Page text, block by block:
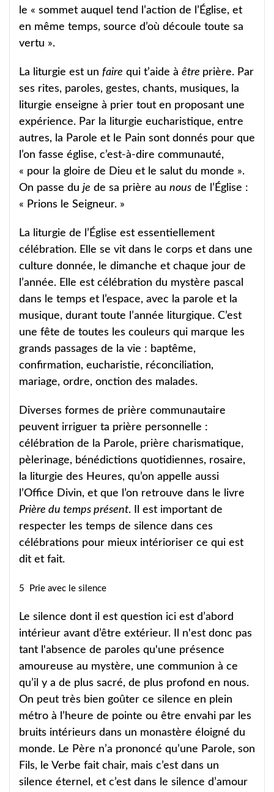
le « sommet auquel tend l’action de l’Église, et
en même temps, source d’où découle toute sa
vertu ».
La liturgie est un faire qui t’aide à être prière. Par
ses rites, paroles, gestes, chants, musiques, la
liturgie enseigne à prier tout en proposant une
expérience. Par la liturgie eucharistique, entre
autres, la Parole et le Pain sont donnés pour que
l’on fasse église, c’est-à-dire communauté,
« pour la gloire de Dieu et le salut du monde ».
On passe du je de sa prière au nous de l’Église :
« Prions le Seigneur. »
La liturgie de l’Église est essentiellement
célébration. Elle se vit dans le corps et dans une
culture donnée, le dimanche et chaque jour de
l’année. Elle est célébration du mystère pascal
dans le temps et l’espace, avec la parole et la
musique, durant toute l’année liturgique. C’est
une fête de toutes les couleurs qui marque les
grands passages de la vie : baptême,
confirmation, eucharistie, réconciliation,
mariage, ordre, onction des malades.
Diverses formes de prière communautaire
peuvent irriguer ta prière personnelle :
célébration de la Parole, prière charismatique,
pèlerinage, bénédictions quotidiennes, rosaire,
la liturgie des Heures, qu’on appelle aussi
l’Office Divin, et que l’on retrouve dans le livre
Prière du temps présent. Il est important de
respecter les temps de silence dans ces
célébrations pour mieux intérioriser ce qui est
dit et fait.
5 Prie avec le silence
Le silence dont il est question ici est d’abord
intérieur avant d’être extérieur. Il n'est donc pas
tant l'absence de paroles qu'une présence
amoureuse au mystère, une communion à ce
qu’il y a de plus sacré, de plus profond en nous.
On peut très bien goûter ce silence en plein
métro à l’heure de pointe ou être envahi par les
bruits intérieurs dans un monastère éloigné du
monde. Le Père n’a prononcé qu’une Parole, son
Fils, le Verbe fait chair, mais c’est dans un
silence éternel, et c’est dans le silence d’amour